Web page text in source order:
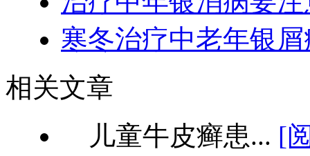
寒冬治疗中老年银
相关文章
儿童牛皮癣患... [